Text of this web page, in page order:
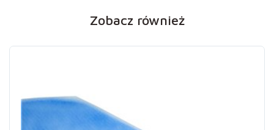
Zobacz również